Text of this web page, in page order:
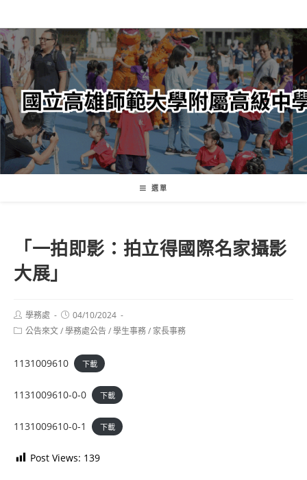
轉
至
主
內
容
選單
「一拍即影：拍立得國際名家攝影
大展」
Post
author:
學務處
Post
published:
04/10/2024
Post公告來文/學務處公告/學生事務/ 家長事務
1131009610 下載
1131009610-0-0 下載
1131009610-0-1 下載
Post Views: 139